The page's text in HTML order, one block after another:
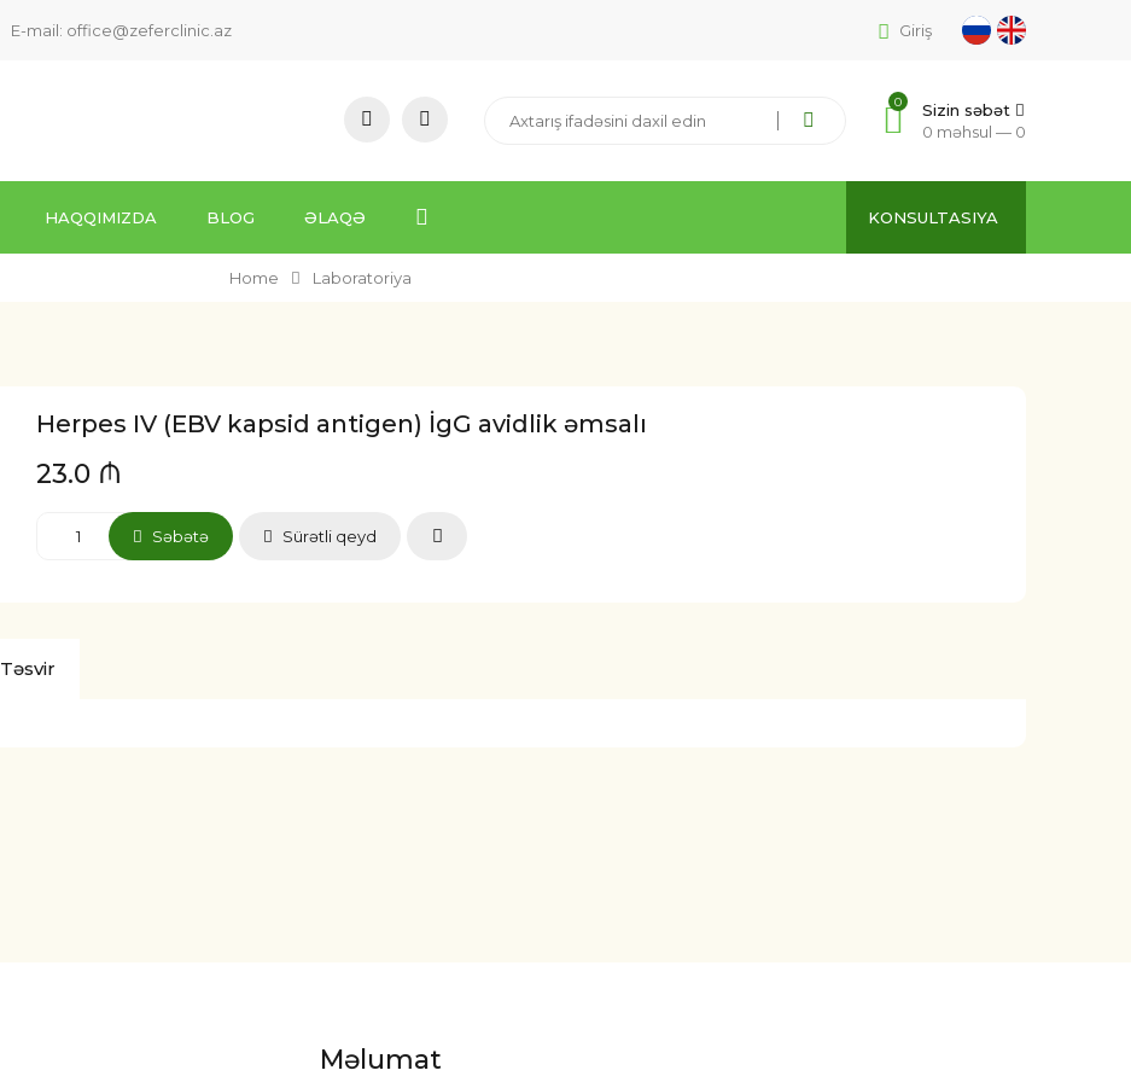
E-mail: office@zeferclinic.az Giriş
0
Sizin səbət
0 məhsul — 0
HAQQIMIZDA BLOG ƏLAQƏ KONSULTASIYA
Home Laboratoriya
Herpes IV (EBV kapsid antigen) İgG avidlik əmsalı
23.0 ₼
Səbətə Sürətli qeyd
Təsvir
Məlumat